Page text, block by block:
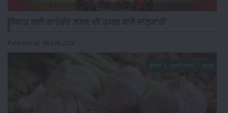
Published on: 06-Feb-2024